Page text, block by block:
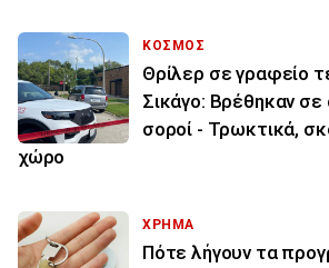
ΚΟΣΜΟΣ
Θρίλερ σε γραφείο
Σικάγο: Βρέθηκαν
σοροί - Τρωκτικά,
χώρο
ΧΡΗΜΑ
Πότε λήγουν τα